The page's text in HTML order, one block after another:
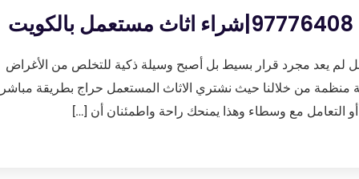
لم يعد مجرد قرار بسيط بل أصبح وسيلة ذكية للتخلص من الأغراض
منظمة من خلالنا حيث نشتري الاثاث المستعمل حراج بطريقة
التعامل مع وسطاء وهذا يمنحك راحة واطمئنان أن […]